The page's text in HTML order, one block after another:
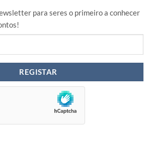
para seres o primeiro a conhecer